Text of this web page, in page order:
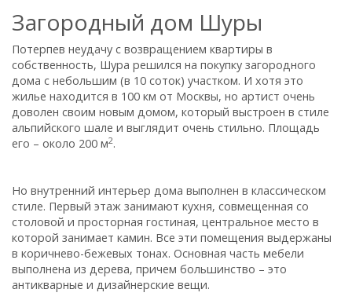
Загородный дом Шуры
Потерпев неудачу с возвращением квартиры в
собственность, Шура решился на покупку загородного
дома с небольшим (в 10 соток) участком. И хотя это
жилье находится в 100 км от Москвы, но артист очень
доволен своим новым домом, который выстроен в стиле
альпийского шале и выглядит очень стильно. Площадь
его – около 200 м2.
Но внутренний интерьер дома выполнен в классическом
стиле. Первый этаж занимают кухня, совмещенная со
столовой и просторная гостиная, центральное место в
которой занимает камин. Все эти помещения выдержаны
в коричнево-бежевых тонах. Основная часть мебели
выполнена из дерева, причем большинство – это
антикварные и дизайнерские вещи.